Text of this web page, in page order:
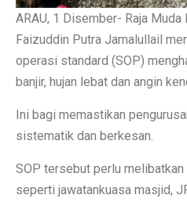
ARAU, 1 Disember- Raja Muda
Faizuddin Putra Jamalullail
operasi standard (SOP)
banjir, hujan lebat dan angin
Ini bagi memastikan
sistematik dan berkesan.
SOP tersebut perlu
seperti jawatankuasa masjid,